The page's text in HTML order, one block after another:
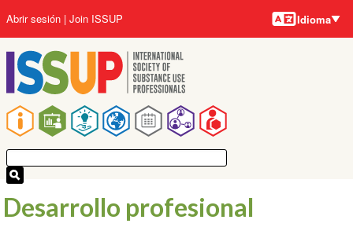
al
contenido
principal
Main
navigation
User
account
menu
Abrir sesión Join ISSUP Idiomas
Idioma
Desarrollo profesional